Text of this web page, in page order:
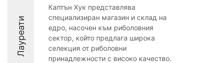
Лауреати
Каптън Хук представлява
специализиран магазин и склад на
едро, насочен към риболовния
сектор, който предлага широка
селекция от риболовни
принадлежности с високо качество.